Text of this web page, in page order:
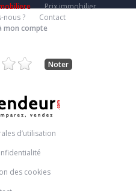
Prix immobilier
nous ?
Contact
mon compte
Noter
d’utilisation
des cookies